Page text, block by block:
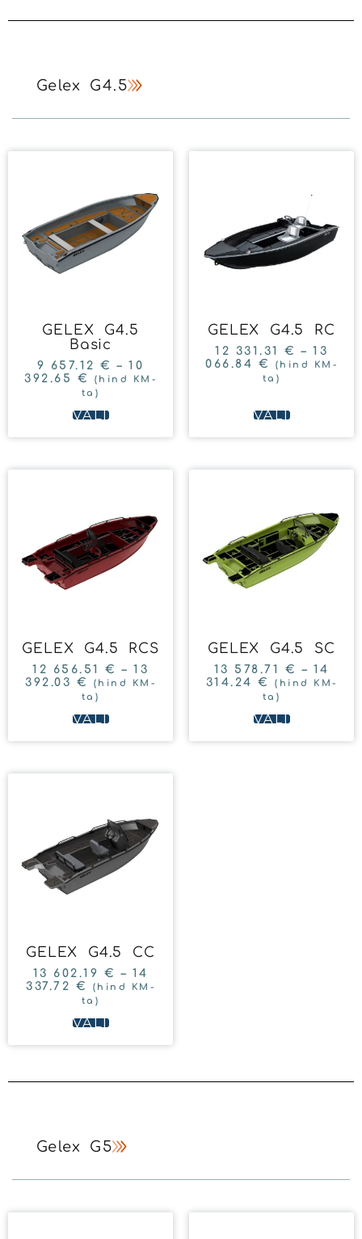
Gelex G4.5
GELEX G4.5
Basic
9 657.12€ – 10
392.65 €
(hind KM-
ta)
VALI
GELEX G4.5 RC
12 331.31 € – 13
066.84 €
(hind KM-
ta)
VALI
GELEX G4.5 RCS
12 656.51 € – 13
392.03 €
(hind KM-
ta)
VALI
GELEX G4.5 SC
13 578.71 € – 14
314.24 €
(hind KM-
ta)
VALI
GELEX G4.5 CC
13 602.19 € – 14
337.72 €
(hind KM-
ta)
VALI
Gelex G5